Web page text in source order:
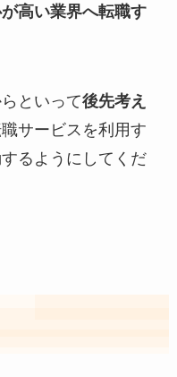
高い業界へ転職す
といって後先考え
サービスを利用す
るようにしてくだ